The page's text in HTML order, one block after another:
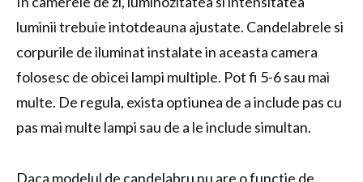
luminii trebuie intotdeauna ajustate. Candelabrele si
corpurile de iluminat instalate in aceasta camera
folosesc de obicei lampi multiple. Pot fi 5-6 sau mai
multe. De regula, exista optiunea de a include pas cu
pas mai multe lampi sau de a le include simultan.
Daca modelul de candelabru nu are o functie de